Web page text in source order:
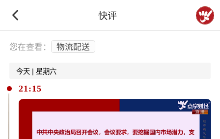
快评
下拉刷新
您在查看： 物流配送
今天 | 星期六
21:15